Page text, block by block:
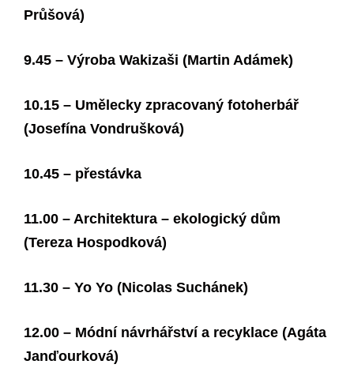
Průšová)
9.45 – Výroba Wakizaši (Martin Adámek)
10.15 – Umělecky zpracovaný fotoherbář
(Josefína Vondrušková)
10.45 – přestávka
11.00 – Architektura – ekologický dům
(Tereza Hospodková)
11.30 – Yo Yo (Nicolas Suchánek)
12.00 – Módní návrhářství a recyklace (Agáta
Janďourková)